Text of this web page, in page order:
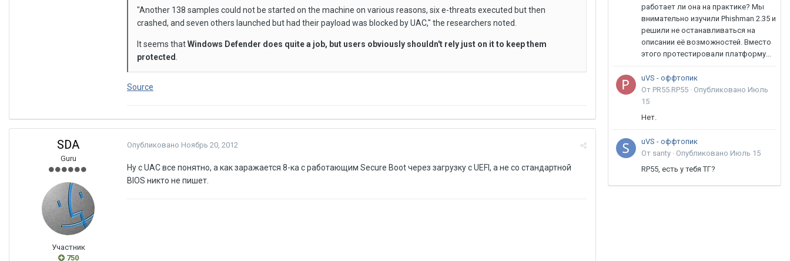
"Another 138 samples could not be started on the machine on various reasons, six e-threats executed but then
crashed, and seven others launched but had their payload was blocked by UAC," the researchers noted.
It seems thatWindows Defender does quite a job, but users obviously shouldn't rely just on it to keep them
protected
Source
SDA
Guru
Участник
750
Опубликовано Ноябрь 20, 2012
Ну с UAC все понятно, а как заражается 8-ка с работающим Secure Boot через загрузку с UEFI, а не со стандартной
BIOS никто не пишет.
работает ли она на практике? Мы
внимательно изучили Phishman 2.35 и
решили не останавливаться на
описании её возможностей. Вместо
этого протестировали платформу...
uVS - оффтопик
От PR55.RP55 · Опубликовано Июль
15
Нет.
uVS - оффтопик
От santy · Опубликовано Июль 15
RP55, есть у тебя ТГ?